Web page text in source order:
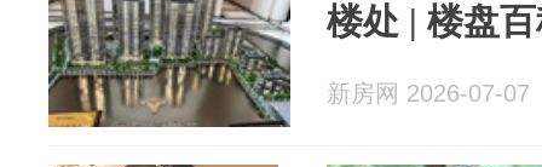
楼处 | 楼盘
新房网 2026-07-07